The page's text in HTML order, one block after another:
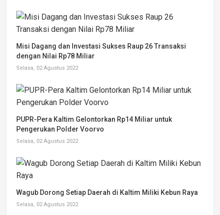
Misi Dagang dan Investasi Sukses Raup 26 Transaksi
dengan Nilai Rp78 Miliar
Selasa, 02 Agustus 2022
PUPR-Pera Kaltim Gelontorkan Rp14 Miliar untuk
Pengerukan Polder Voorvo
Selasa, 02 Agustus 2022
Wagub Dorong Setiap Daerah di Kaltim Miliki Kebun Raya
Selasa, 02 Agustus 2022